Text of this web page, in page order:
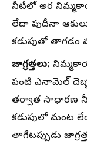
నీటిలో అర
లేదా పుదీనా
కడుపుతో తాగడం
జాగ్రత్తలు:
పంటి ఎనామెల్
తర్వాత సాధారణ
కడుపులో మంట
తాగేటప్పుడు